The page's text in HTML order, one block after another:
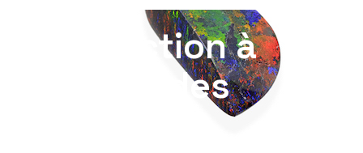
Introduction à
l’univers des